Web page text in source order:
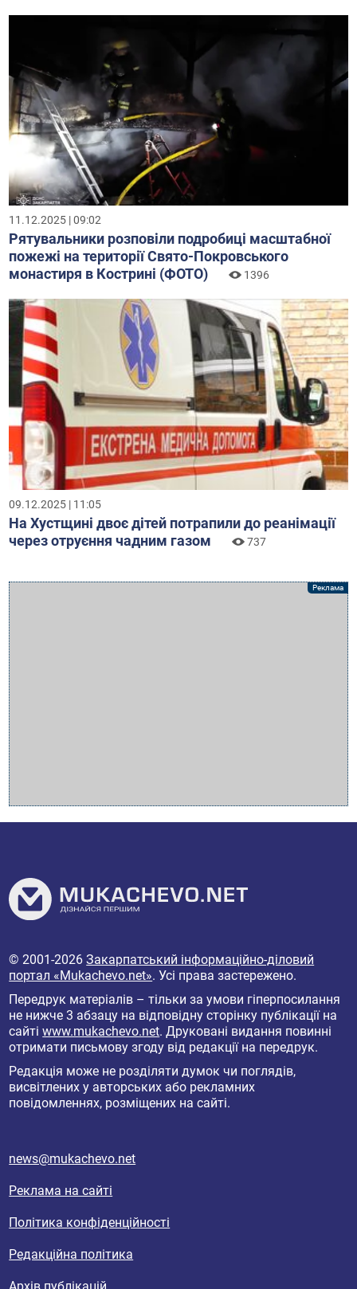
11.12.2025 | 09:02
Рятувальники розповіли подробиці масштабної
пожежі на території Свято-Покровського
монастиря в Кострині (ФОТО)
1396
09.12.2025 | 11:05
На Хустщині двоє дітей потрапили до реанімації
через отруєння чадним газом
737
© 2001-2026Закарпатський інформаційно-діловий
портал «Mukachevo.net». Усі права застережено.
Передрук матеріалів – тільки за умови гіперпосилання
не нижче 3 абзацу на відповідну сторінку публікації на
сайтіwww.mukachevo.net. Друковані видання повинні
отримати письмову згоду від редакції на передрук.
Редакція може не розділяти думок чи поглядів,
висвітлених у авторських або рекламних
повідомленнях, розміщених на сайті.
news@mukachevo.net
Реклама на сайті
Політика конфіденційності
Редакційна політика